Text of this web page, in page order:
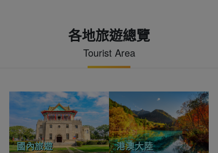
各地旅遊總覽
Tourist Area
國內旅遊 港澳大陸